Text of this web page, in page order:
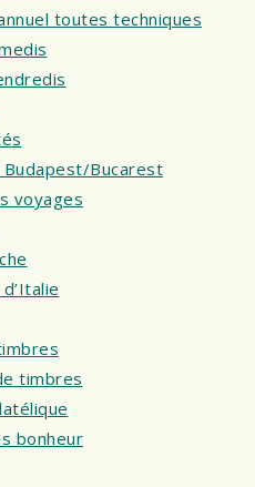
toutes techniques
Budapest/Bucarest
voyages
timbres
bonheur